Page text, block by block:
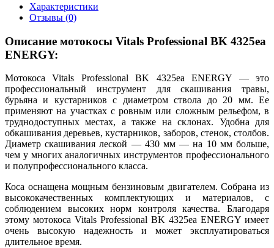
Характеристики
Отзывы (0)
Описание мотокосы Vitals Professional BK 4325ea
ENERGY:
Мотокоса Vitals Professional BK 4325ea ENERGY — это
профессиональный инструмент для скашивания травы,
бурьяна и кустарников с диаметром ствола до 20 мм. Ее
применяют на участках с ровным или сложным рельефом, в
труднодоступных местах, а также на склонах. Удобна для
обкашивания деревьев, кустарников, заборов, стенок, столбов.
Диаметр скашивания леской — 430 мм — на 10 мм больше,
чем у многих аналогичных инструментов профессионального
и полупрофессионального класса.
Коса оснащена мощным бензиновым двигателем. Собрана из
высококачественных комплектующих и материалов, с
соблюдением высоких норм контроля качества. Благодаря
этому мотокоса Vitals Professional BK 4325ea ENERGY имеет
очень высокую надежность и может эксплуатироваться
длительное время.